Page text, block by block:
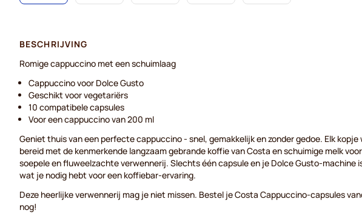
BESCHRIJVING
Romige cappuccino met een schuimlaag
Cappuccino voor Dolce Gusto
Geschikt voor vegetariërs
10 compatibele capsules
Voor een cappuccino van 200 ml
Geniet thuis van een perfecte cappuccino - snel, gemakkelijk en zonder gedoe. Elk kopje
bereid met de kenmerkende langzaam gebrande koffie van Costa en schuimige melk voor
soepele en fluweelzachte verwennerij. Slechts één capsule en je Dolce Gusto-machine
wat je nodig hebt voor een koffiebar-ervaring.
Deze heerlijke verwennerij mag je niet missen. Bestel je Costa Cappuccino-capsules
nog!